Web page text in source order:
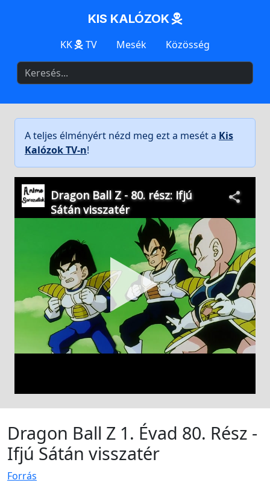
KIS KALÓZOK
KK TV Mesék Közösség
A teljes élményért nézd meg ezt a mesét a Kis
Kalózok TV-n!
Dragon Ball Z 1. Évad 80. Rész -
Ifjú Sátán visszatér
Forrás